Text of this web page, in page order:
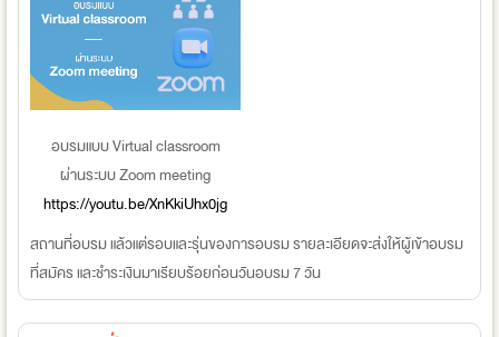
อบรมแบบ Virtual classroom
ผ่านระบบ Zoom meeting
https://youtu.be/XnKkiUhx0jg
สถานที่อบรม แล้วแต่รอบและรุ่นของการอบรม รายละเอียดจะส่งให้ผู้เข้าอบรม
ที่สมัคร และชำระเงินมาเรียบร้อยก่อนวันอบรม 7 วัน